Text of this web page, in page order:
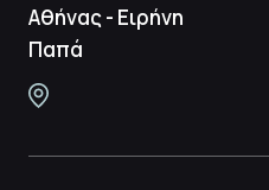
Αθήνας - Ειρήνη
Παπά